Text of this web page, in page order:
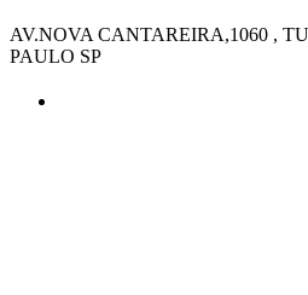
AV.NOVA CANTAREIRA,1060 ,
PAULO SP